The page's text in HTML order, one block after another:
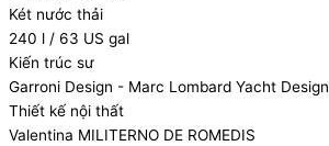
Két nước thải
240 l / 63 US gal
Kiến trúc sư
Garroni Design - Marc Lombard Yacht Design
Thiết kế nội thất
Valentina MILITERNO DE ROMEDIS